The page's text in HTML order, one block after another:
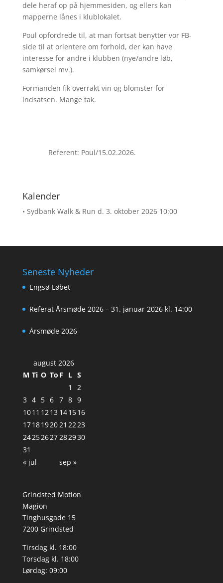
dele heraf op på hjemmesiden, og ellers kan
mapperne lånes i klublokalet.
Poul opfordrede til, at man fortsat benytter vor FB-
side til at orientere om forhold, der kan have
interesse for andre i klubben (nye/andre løb,
samkørsel mv.).
Formanden fik overrakt vin og blomster for
indsatsen. Mange tak.
Referent: Poul/15.02.2026.
Kalender
• Sydbank Walk & Run d. 3. oktober 2026 10:00
Seneste Nyheder
Engsø-Løbet
Referat Årsmøde 2026 – 31. januar 2026 kl. 14:00
Årsmøde 2026
august 2026
M Ti O To F L S
1
2
3 4 5 6 7 8 9
1011 1213 141516
1718192021 2223
24252627282930
31
« jul
sep »
Grindsted Motion
Magion
Tinghusgade 15
7200 Grindsted
Tirsdag kl. 18:00
Torsdag kl. 18:00
Lørdag: 09:00